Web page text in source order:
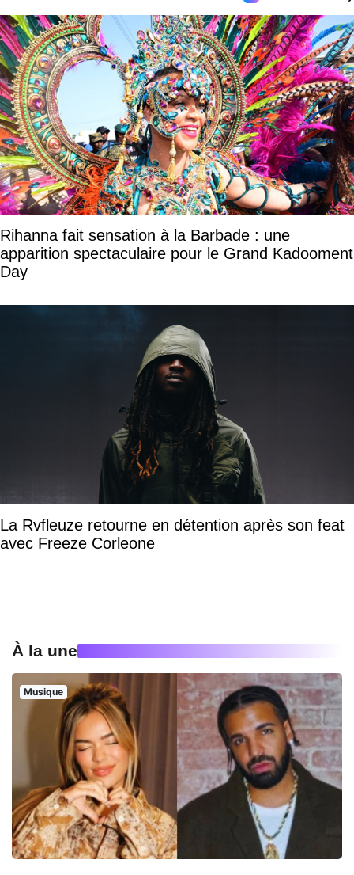
Rihanna fait sensation à la Barbade : une
apparition spectaculaire pour le Grand Kadooment
Day
La Rvfleuze retourne en détention après son feat
avec Freeze Corleone
À la une
Musique